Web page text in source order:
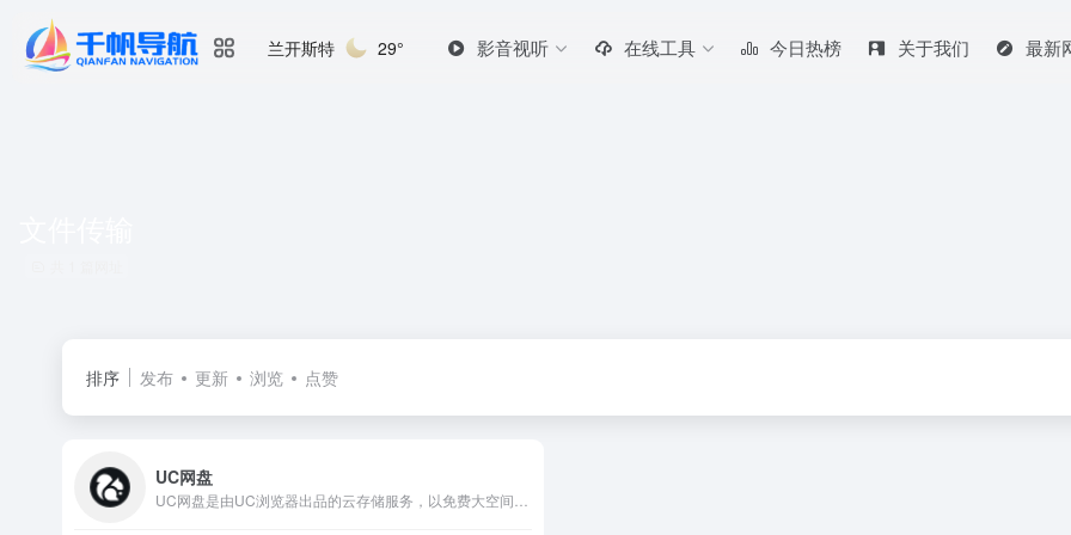
兰开斯特 29° 影音视听 在线工具 今日热榜 关于我们 最新
排序 发布 更新 浏览 点赞
UC网盘